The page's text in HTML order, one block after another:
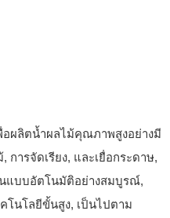
อผลิตน้ำผลไม้คุณภาพสูงอย่างมี
ารจัดเรียง, และเยื่อกระดาษ,
นแบบอัตโนมัติอย่างสมบูรณ์,
โนโลยีขั้นสูง, เป็นไปตาม